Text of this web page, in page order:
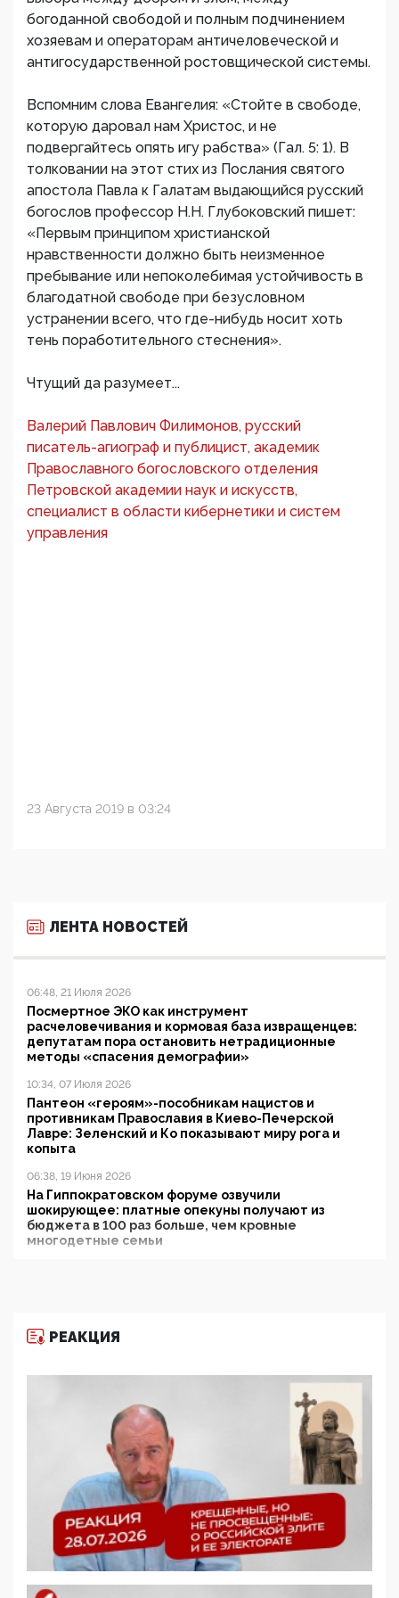
богоданной свободой и полным подчинением
хозяевам и операторам античеловеческой и
антигосударственной ростовщической системы.
Вспомним слова Евангелия: «Стойте в свободе,
которую даровал нам Христос, и не
подвергайтесь опять игу рабства» (Гал. 5: 1). В
толковании на этот стих из Послания святого
апостола Павла к Галатам выдающийся русский
богослов профессор Н.Н. Глубоковский пишет:
«Первым принципом христианской
нравственности должно быть неизменное
пребывание или непоколебимая устойчивость в
благодатной свободе при безусловном
устранении всего, что где-нибудь носит хоть
тень поработительного стеснения».
Чтущий да разумеет...
Валерий Павлович Филимонов, русский
писатель-агиограф и публицист, академик
Православного богословского отделения
Петровской академии наук и искусств,
специалист в области кибернетики и систем
управления
23 Августа 2019 в 03:24
ЛЕНТА НОВОСТЕЙ
06:48, 21 Июля 2026
Посмертное ЭКО как инструмент
расчеловечивания и кормовая база извращенцев:
депутатам пора остановить нетрадиционные
методы «спасения демографии»
10:34, 07 Июля 2026
Пантеон «героям»-пособникам нацистов и
противникам Православия в Киево-Печерской
Лавре: Зеленский и Ко показывают миру рога и
копыта
06:38, 19 Июня 2026
На Гиппократовском форуме озвучили
шокирующее: платные опекуны получают из
бюджета в 100 раз больше, чем кровные
многодетные семьи
11:53, 09 Июня 2026
деятельность ИИТО ЮНЕСКО в России, но
цифроглобалисты продолжают определять
повестку в образовании
09:43, 01 Июня 2026
5G за счет здоровья граждан: Минцифры намерено
отобрать у регионов и муниципалитетов право
защищать жилые дома и социальные объекты от
05:58, 26 Мая 2026
Роскомнадзор освободили от борца с
деструктивным и опасным контентом
07:39, 25 Мая 2026
РЕАКЦИЯ